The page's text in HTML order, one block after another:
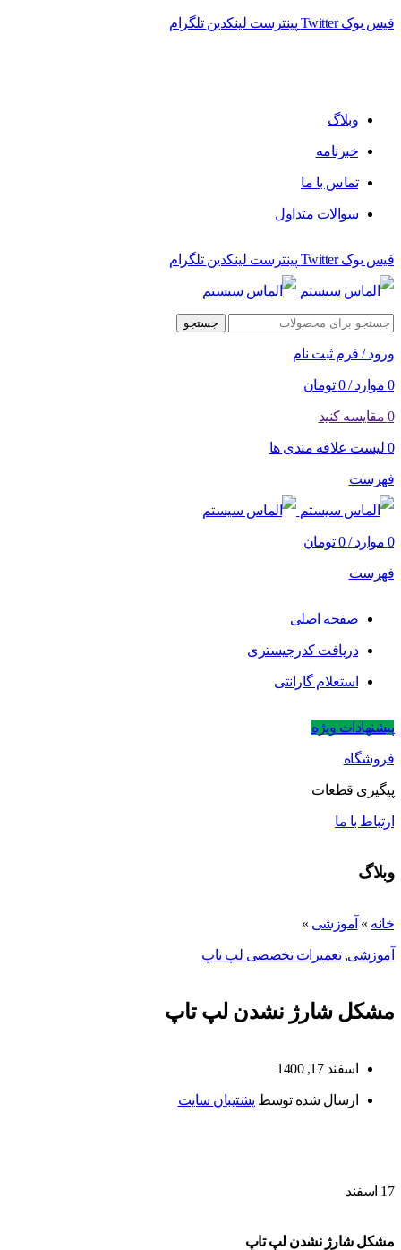
فیس بوک Twitter پینترست لینکدین تلگرام
وبلاگ
خبرنامه
تماس با ما
سوالات متداول
فیس بوک Twitter پینترست لینکدین تلگرام
جستجو
ورود / فرم ثبت نام
0 موارد /
0 تومان
0 مقایسه کنید
0 لیست علاقه مندی ها
فهرست
0 موارد /
0 تومان
فهرست
صفحه اصلی
دریافت کدرجیستری
استعلام گارانتی
پیشنهادات ویژه
فروشگاه
پیگیری قطعات
ارتباط با ما
وبلاگ
خانه » آموزشی »
آموزشی,تعمیرات تخصصی لپ تاپ
مشکل شارژ نشدن لپ تاپ
اسفند 17, 1400
ارسال شده توسط پشتیبان سایت
17 اسفند
مشکل شارژ نشدن لپ تاپ